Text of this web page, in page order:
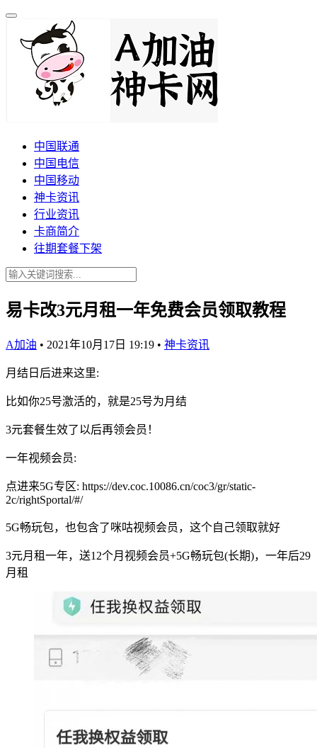
中国联通
中国电信
中国移动
神卡资讯
行业资讯
卡商简介
往期套餐下架
易卡改3元月租一年免费会员领取教程
A加油 • 2021年10月17日 19:19 • 神卡资讯
月结日后进来这里:
比如你25号激活的，就是25号为月结
3元套餐生效了以后再领会员！
一年视频会员:
点进来5G专区: https://dev.coc.10086.cn/coc3/gr/static-
2c/rightSportal/#/
5G畅玩包，也包含了咪咕视频会员，这个自己领取就好
3元月租一年，送12个月视频会员+5G畅玩包(长期)，一年后29
月租